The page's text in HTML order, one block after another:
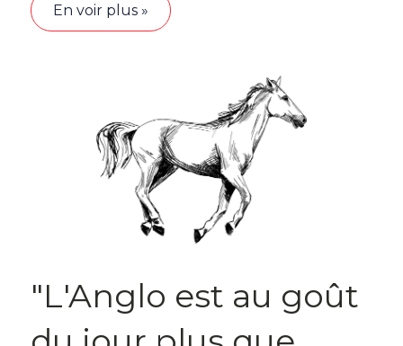
En voir plus »
"L'Anglo est au goût